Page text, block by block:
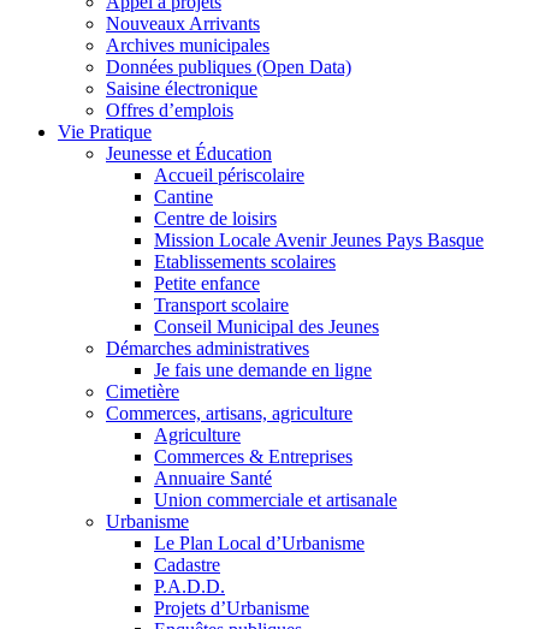
Nouveaux Arrivants
Archives municipales
Données publiques (Open Data)
Saisine électronique
Offres d’emplois
Vie Pratique
Jeunesse et Éducation
Accueil périscolaire
Cantine
Centre de loisirs
Mission Locale Avenir Jeunes Pays Basque
Etablissements scolaires
Petite enfance
Transport scolaire
Conseil Municipal des Jeunes
Démarches administratives
Je fais une demande en ligne
Cimetière
Commerces, artisans, agriculture
Agriculture
Commerces & Entreprises
Annuaire Santé
Union commerciale et artisanale
Urbanisme
Le Plan Local d’Urbanisme
Cadastre
P.A.D.D.
Projets d’Urbanisme